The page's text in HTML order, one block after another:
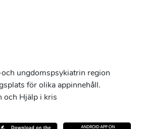
ungdomspsykiatrin region
för olika appinnehåll.
och Hjälp i kris